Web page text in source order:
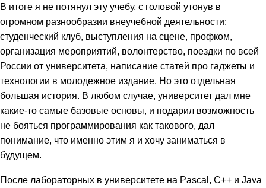
В итоге я не потянул эту учебу, с головой утонув в
огромном разнообразии внеучебной деятельности:
студенческий клуб, выступления на сцене, профком,
организация мероприятий, волонтерство, поездки по всей
России от университета, написание статей про гаджеты и
технологии в молодежное издание. Но это отдельная
большая история. В любом случае, университет дал мне
какие-то самые базовые основы, и подарил возможность
не бояться программирования как такового, дал
понимание, что именно этим я и хочу заниматься в
будущем.
После лабораторных в университете на Pascal, С++ и Java